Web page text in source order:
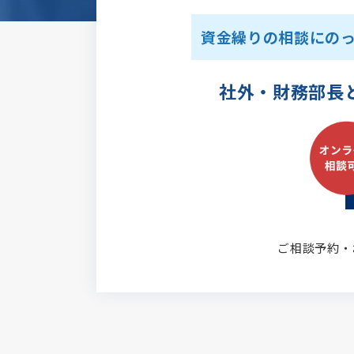
資金繰りの相談にの
社外・財務部長
ご相談予約